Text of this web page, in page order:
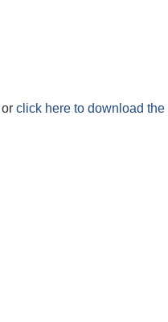
or click here to download the